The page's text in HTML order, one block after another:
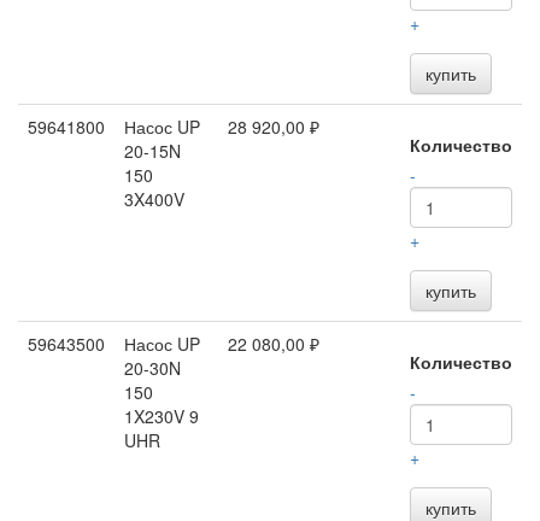
+
купить
59641800
Насос UP
20-15N
150
3X400V
28 920,00 ₽
Количество
-
+
купить
59643500
Насос UP
20-30N
150
1X230V 9
UHR
22 080,00 ₽
Количество
-
+
купить